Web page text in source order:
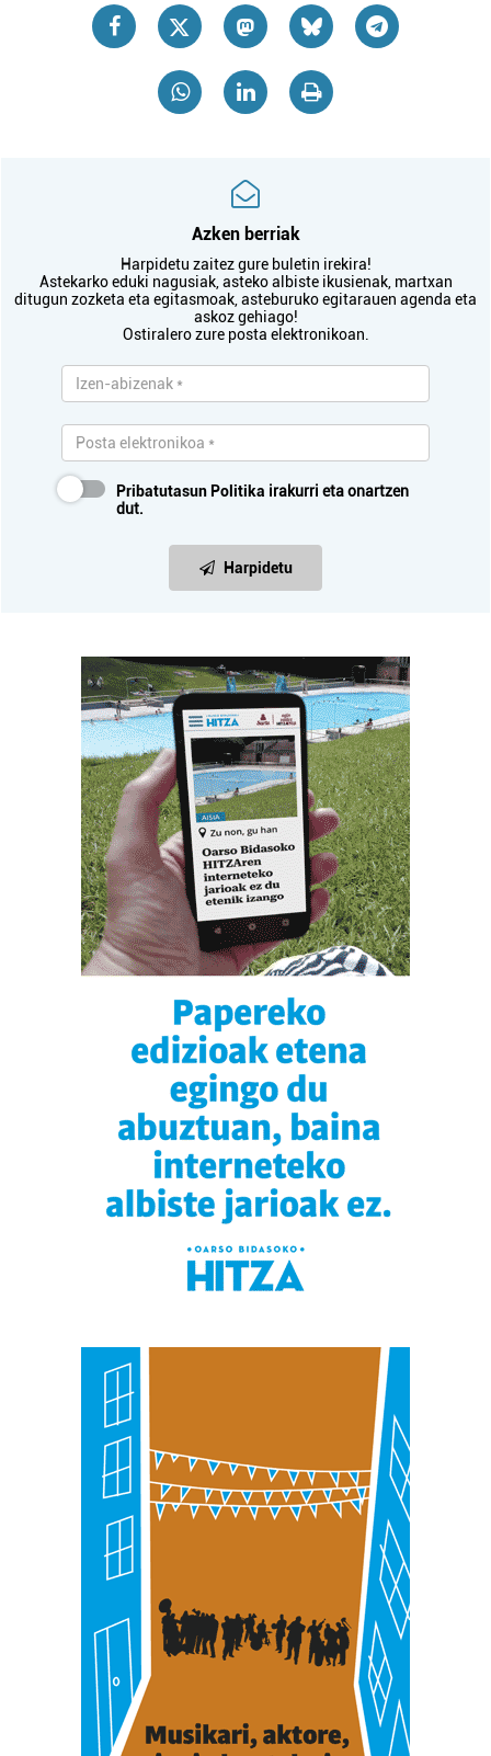
Azken berriak
Harpidetu zaitez gure buletin irekira!
Astekarko eduki nagusiak, asteko albiste ikusienak, martxan
ditugun zozketa eta egitasmoak, asteburuko egitarauen agenda eta
askoz gehiago!
Ostiralero zure posta elektronikoan.
Pribatutasun Politika irakurri eta onartzen
dut.
Harpidetu